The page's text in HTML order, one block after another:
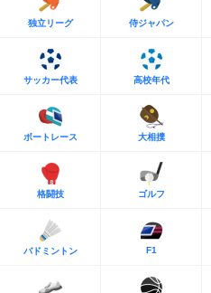
独立リーグ 侍ジャパン
サッカー代表 高校年代
ボートレース 大相撲
格闘技 ゴルフ
バドミントン F1